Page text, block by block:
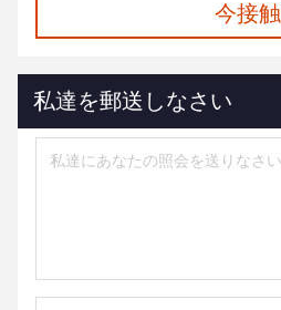
今接触
私達を郵送しなさい